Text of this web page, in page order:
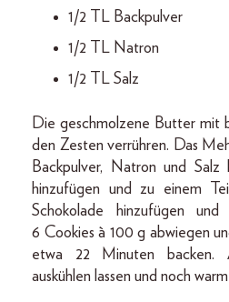
1/2 TL Backpulver
1/2 TL Natron
1/2 TL Salz
Die geschmolzene Butter mit
den Zesten verrühren. Das
Backpulver, Natron und
hinzufügen und zu einem
Schokolade hinzufügen
6 Cookies à 100 g abwiegen
etwa 22 Minuten backen.
auskühlen lassen und noch